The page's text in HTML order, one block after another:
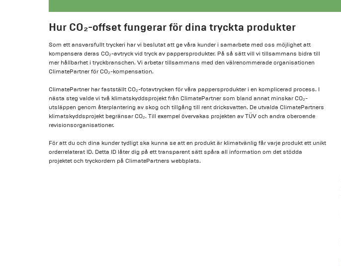
Hur CO₂-offset fungerar för dina tryckta produkter
Som ett ansvarsfullt tryckeri har vi beslutat att ge våra kunder i samarbete med oss ​​möjlighet att
kompensera deras CO₂-avtryck vid tryck av pappersprodukter. På så sätt vill vi tillsammans bidra till
mer hållbarhet i tryckbranschen. Vi arbetar tillsammans med den välrenommerade organisationen
ClimatePartner för CO₂-kompensation.
ClimatePartner har fastställt CO₂-fotavtrycken för våra pappersprodukter i en komplicerad process. I
nästa steg valde vi två klimatskyddsprojekt från ClimatePartner som bland annat minskar CO₂-
utsläppen genom återplantering av skog och tillgång till rent dricksvatten. De utvalda ClimatePartners
klimatskyddsprojekt begränsar CO₂. Till exempel övervakas projekten av TÜV och andra oberoende
revisionsorganisationer.
För att du och dina kunder tydligt ska kunna se att en produkt är klimatvänlig får varje produkt ett unikt
orderrelaterat ID. Detta ID låter dig på ett transparent sätt spåra all information om det stödda
projektet och tryckordern på ClimatePartners webbplats.